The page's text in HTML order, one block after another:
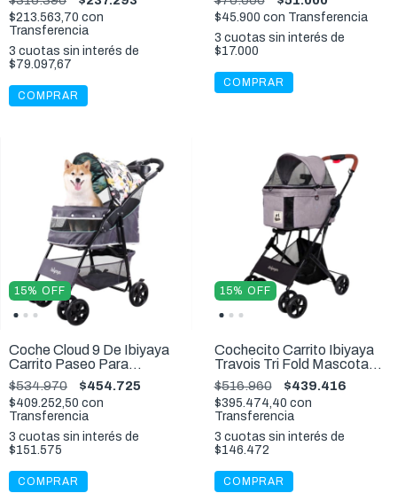
$213.563,70 con
Transferencia
3 cuotas sin interés de
$79.097,67
COMPRAR
$45.900 con Transferencia
3 cuotas sin interés de
$17.000
COMPRAR
15% OFF
Coche Cloud 9 De Ibiyaya
Carrito Paseo Para
Mascotas 20Kg
$534.970 $454.725
$409.252,50 con
Transferencia
3 cuotas sin interés de
$151.575
COMPRAR
15% OFF
Cochecito Carrito Ibiyaya
Travois Tri Fold Mascotas
hasta 15 Kg
$516.960 $439.416
$395.474,40 con
Transferencia
3 cuotas sin interés de
$146.472
COMPRAR